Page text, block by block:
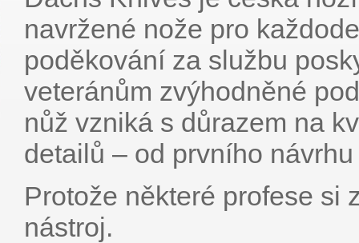
navržené nože pro
poděkování za službu
veteránům zvýhodněné
nůž vzniká s důrazem na
detailů – od prvního
Protože některé profese si
nástroj.